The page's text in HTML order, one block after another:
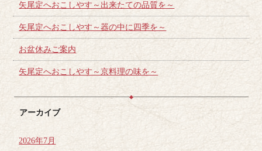
矢尾定へおこしやす～出来たての品質を～
矢尾定へおこしやす～器の中に四季を～
お盆休みご案内
矢尾定へおこしやす～京料理の味を～
アーカイブ
2026年7月